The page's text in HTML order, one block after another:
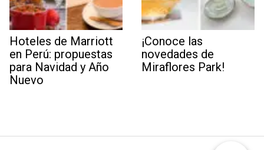
Hoteles de Marriott
en Perú: propuestas
para Navidad y Año
Nuevo
¡Conoce las
novedades de
Miraflores Park!